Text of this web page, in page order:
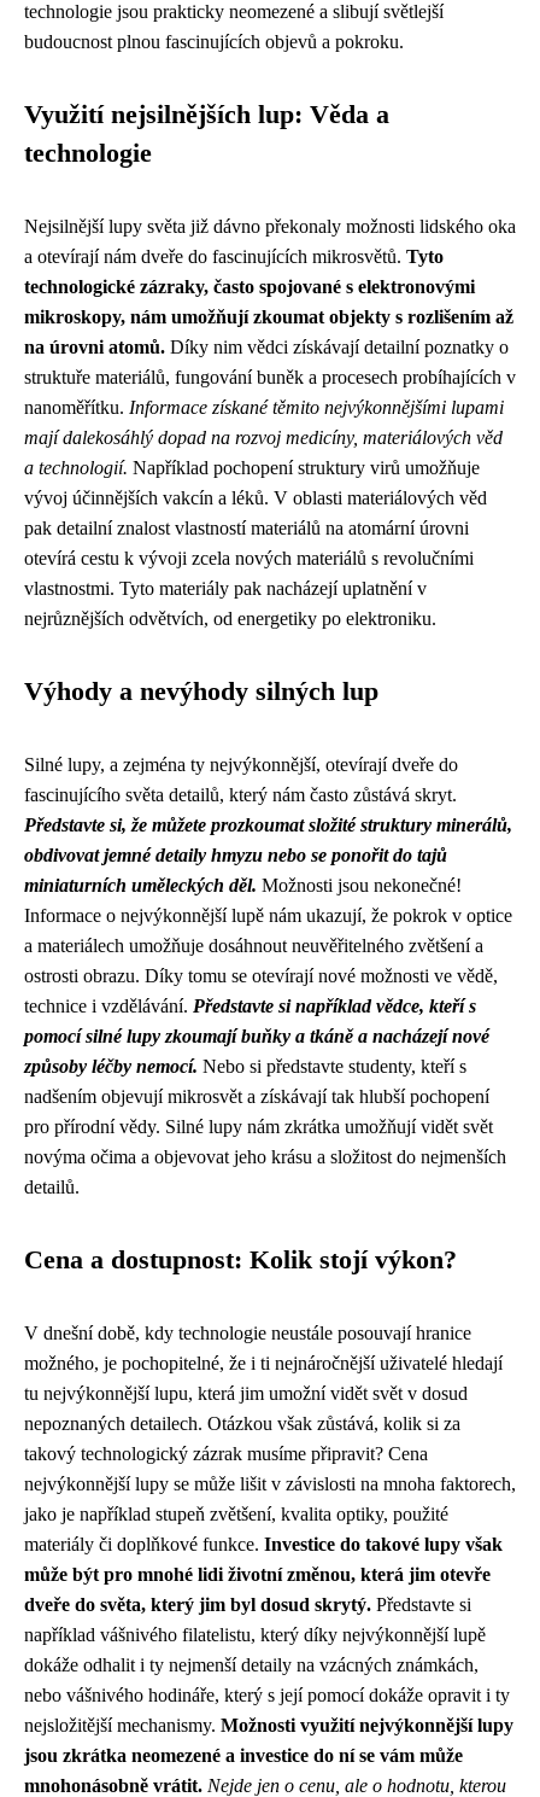
technologie jsou prakticky neomezené a slibují světlejší
budoucnost plnou fascinujících objevů a pokroku.
Využití nejsilnějších lup: Věda a
technologie
Nejsilnější lupy světa již dávno překonaly možnosti lidského oka
a otevírají nám dveře do fascinujících mikrosvětů. Tyto
technologické zázraky, často spojované s elektronovými
mikroskopy, nám umožňují zkoumat objekty s rozlišením až
na úrovni atomů. Díky nim vědci získávají detailní poznatky o
struktuře materiálů, fungování buněk a procesech probíhajících v
nanoměřítku. Informace získané těmito nejvýkonnějšími lupami
mají dalekosáhlý dopad na rozvoj medicíny, materiálových věd
a technologií. Například pochopení struktury virů umožňuje
vývoj účinnějších vakcín a léků. V oblasti materiálových věd
pak detailní znalost vlastností materiálů na atomární úrovni
otevírá cestu k vývoji zcela nových materiálů s revolučními
vlastnostmi. Tyto materiály pak nacházejí uplatnění v
nejrůznějších odvětvích, od energetiky po elektroniku.
Výhody a nevýhody silných lup
Silné lupy, a zejména ty nejvýkonnější, otevírají dveře do
fascinujícího světa detailů, který nám často zůstává skryt.
Představte si, že můžete prozkoumat složité struktury minerálů,
obdivovat jemné detaily hmyzu nebo se ponořit do tajů
miniaturních uměleckých děl. Možnosti jsou nekonečné!
Informace o nejvýkonnější lupě nám ukazují, že pokrok v optice
a materiálech umožňuje dosáhnout neuvěřitelného zvětšení a
ostrosti obrazu. Díky tomu se otevírají nové možnosti ve vědě,
technice i vzdělávání. Představte si například vědce, kteří s
pomocí silné lupy zkoumají buňky a tkáně a nacházejí nové
způsoby léčby nemocí. Nebo si představte studenty, kteří s
nadšením objevují mikrosvět a získávají tak hlubší pochopení
pro přírodní vědy. Silné lupy nám zkrátka umožňují vidět svět
novýma očima a objevovat jeho krásu a složitost do nejmenších
detailů.
Cena a dostupnost: Kolik stojí výkon?
V dnešní době, kdy technologie neustále posouvají hranice
možného, je pochopitelné, že i ti nejnáročnější uživatelé hledají
tu nejvýkonnější lupu, která jim umožní vidět svět v dosud
nepoznaných detailech. Otázkou však zůstává, kolik si za
takový technologický zázrak musíme připravit? Cena
nejvýkonnější lupy se může lišit v závislosti na mnoha faktorech,
jako je například stupeň zvětšení, kvalita optiky, použité
materiály či doplňkové funkce. Investice do takové lupy však
může být pro mnohé lidi životní změnou, která jim otevře
dveře do světa, který jim byl dosud skrytý. Představte si
například vášnivého filatelistu, který díky nejvýkonnější lupě
dokáže odhalit i ty nejmenší detaily na vzácných známkách,
nebo vášnivého hodináře, který s její pomocí dokáže opravit i ty
nejsložitější mechanismy. Možnosti využití nejvýkonnější lupy
jsou zkrátka neomezené a investice do ní se vám může
mnohonásobně vrátit. Nejde jen o cenu, ale o hodnotu, kterou